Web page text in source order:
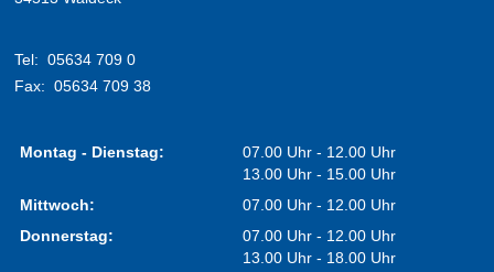
Tel: 05634 709 0
Fax: 05634 709 38
Montag - Dienstag:
07.00 Uhr - 12.00 Uhr
13.00 Uhr - 15.00 Uhr
Mittwoch:
07.00 Uhr - 12.00 Uhr
Donnerstag:
07.00 Uhr - 12.00 Uhr
13.00 Uhr - 18.00 Uhr